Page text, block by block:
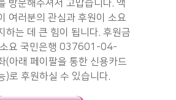
방문해주셔서 고맙습니다. 액
여러분의 관심과 후원이 소요
하는 데 큰 힘이 됩니다. 후원금
요 국민은행 037601-04-
아래 페이팔을 통한 신용카드
)로 후원하실 수 있습니다.